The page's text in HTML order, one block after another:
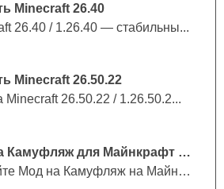
Minecraft 26.40
26.40 / 1.26.40 — стабильны...
Minecraft 26.50.22
Minecraft 26.50.22 / 1.26.50.2...
Мод на Камуфляж для Майнкрафт ПЕ
Скачайте Мод на Камуфляж на Майнкрафт...
1.19.70 можно найти
розового цвета и
интерьера или других личных